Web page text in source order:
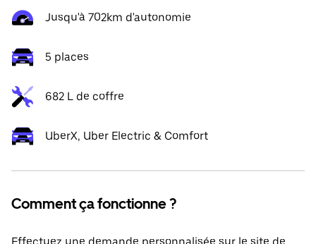
Jusqu'à 702km d'autonomie
5 places
682 L de coffre
UberX, Uber Electric & Comfort
Comment ça fonctionne ?